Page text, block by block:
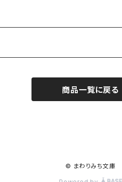
商品一覧に戻る
© まわりみち文庫